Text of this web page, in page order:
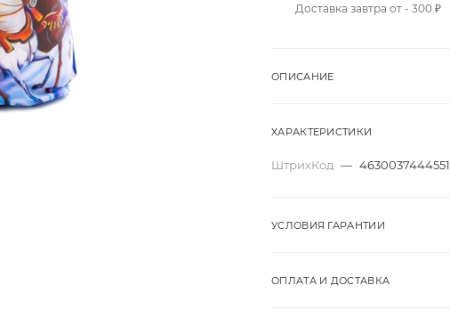
Доставка завтра от - 300 ₽
ОПИСАНИЕ
ХАРАКТЕРИСТИКИ
ШтрихКод — 4630037444551
УСЛОВИЯ ГАРАНТИИ
ОПЛАТА И ДОСТАВКА